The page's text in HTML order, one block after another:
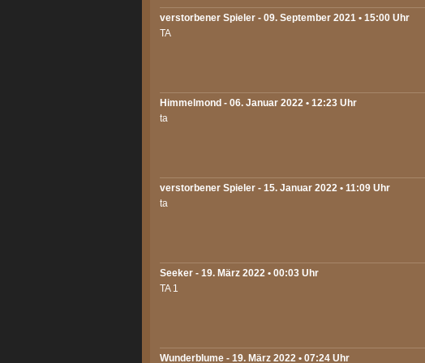
verstorbener Spieler - 09. September 2021 • 15:00 Uhr
TA
Himmelmond - 06. Januar 2022 • 12:23 Uhr
ta
verstorbener Spieler - 15. Januar 2022 • 11:09 Uhr
ta
Seeker - 19. März 2022 • 00:03 Uhr
TA 1
Wunderblume - 19. März 2022 • 07:24 Uhr